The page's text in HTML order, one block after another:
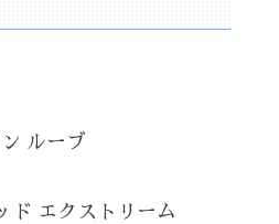
ルーブ
エクストリーム